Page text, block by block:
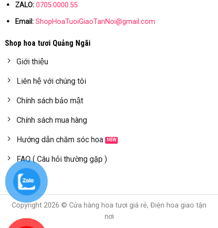
ZALO: 0705.0000.55
Email: ShopHoaTuoiGiaoTanNoi@gmail.com
Shop hoa tươi Quảng Ngãi
Giới thiệu
Liên hệ với chúng tôi
Chính sách bảo mật
Chính sách mua hàng
Hướng dẫn chăm sóc hoa
FAQ ( Câu hỏi thường gặp )
Copyright 2026 © Cửa hàng hoa tươi giá rẻ, Điện hoa giao tận
nơi